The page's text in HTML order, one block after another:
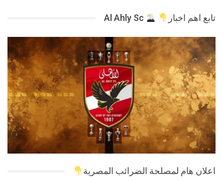
تابع اهم اخبار
اعلان هام لمصلحة الضرائب المصرية